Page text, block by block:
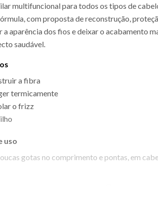
multifuncional para todos os tipos de
com proposta de reconstrução,
a aparência dos fios e deixar o acabamento
saudável.
a fibra
termicamente
o frizz
uso
gotas no comprimento e pontas, em